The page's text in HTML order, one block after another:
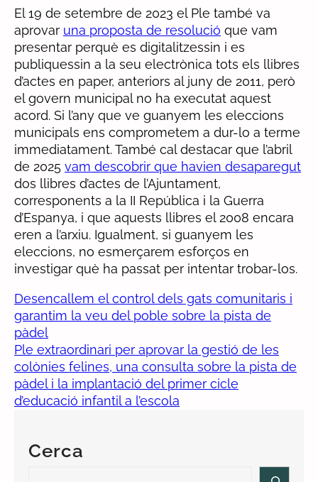
El 19 de setembre de 2023 el Ple també va
aprovar una proposta de resolució que vam
presentar perquè es digitalitzessin i es
publiquessin a la seu electrònica tots els llibres
d’actes en paper, anteriors al juny de 2011, però
el govern municipal no ha executat aquest
acord. Si l’any que ve guanyem les eleccions
municipals ens comprometem a dur-lo a terme
immediatament. També cal destacar que l’abril
de 2025 vam descobrir que havien desaparegut
dos llibres d’actes de l’Ajuntament,
corresponents a la II República i la Guerra
d’Espanya, i que aquests llibres el 2008 encara
eren a l’arxiu. Igualment, si guanyem les
eleccions, no esmerçarem esforços en
investigar què ha passat per intentar trobar-los.
Desencallem el control dels gats comunitaris i
garantim la veu del poble sobre la pista de
pàdel
Ple extraordinari per aprovar la gestió de les
colònies felines, una consulta sobre la pista de
pàdel i la implantació del primer cicle
d’educació infantil a l’escola
Cerca